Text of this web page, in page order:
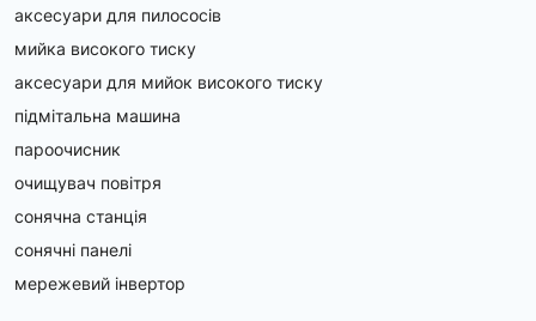
аксесуари для пилососів
мийка високого тиску
аксесуари для мийок високого тиску
підмітальна машина
пароочисник
очищувач повітря
сонячна станція
сонячні панелі
мережевий інвертор